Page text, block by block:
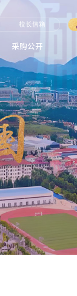
校长信箱
采购公开